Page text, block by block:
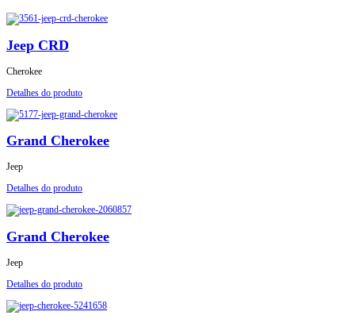
Jeep CRD
Cherokee
Detalhes do produto
Grand Cherokee
Jeep
Detalhes do produto
Grand Cherokee
Jeep
Detalhes do produto